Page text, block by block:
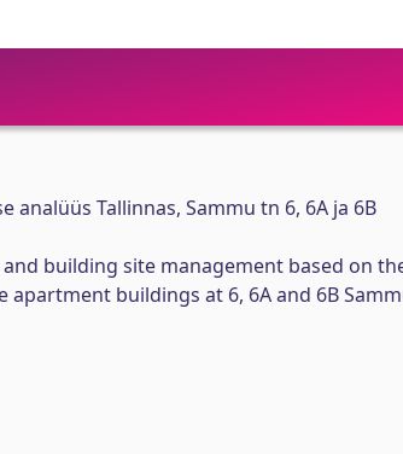
Tallinnas, Sammu tn 6, 6A ja 6B
building site management based on
buildings at 6, 6A and 6B